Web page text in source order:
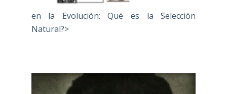
en la Evolución: Qué es la Selección
Natural?>